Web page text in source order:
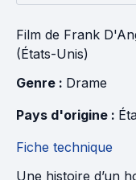
Film de Frank
(États-Unis)
Genre : Drame
Pays d'origine :
Fiche technique
Une histoire d’un